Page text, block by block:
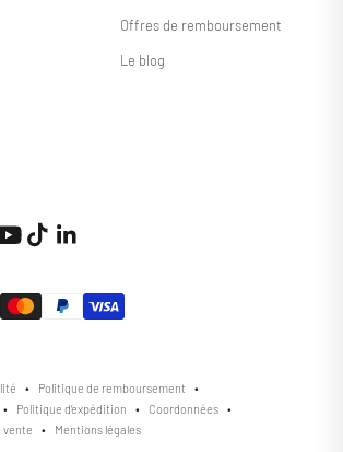
Offres de remboursement
Le blog
Politique de remboursement
Politique d’expédition
Coordonnées
vente
Mentions légales